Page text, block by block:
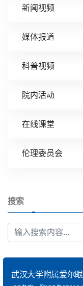
新闻视频
媒体报道
科普视频
院内活动
在线课堂
伦理委员会
搜索
武汉大学附属爱尔